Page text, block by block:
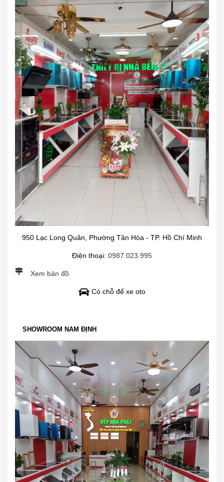
950 Lạc Long Quân, Phường Tân Hòa - TP. Hồ Chí Minh
Điện thoại: 0987.023.995
Xem bản đồ
Có chỗ để xe oto
SHOWROOM NAM ĐỊNH